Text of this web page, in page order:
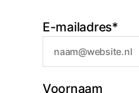
E-mailadres*
Voornaam